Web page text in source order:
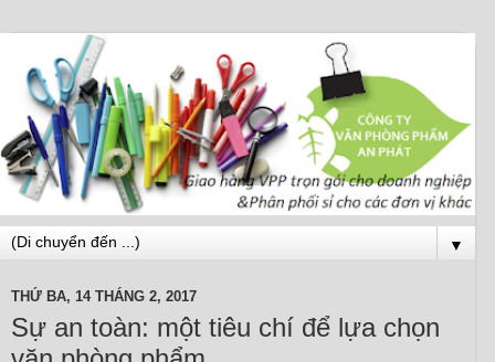
▼
THỨ BA, 14 THÁNG 2, 2017
Sự an toàn: một tiêu chí để lựa chọn